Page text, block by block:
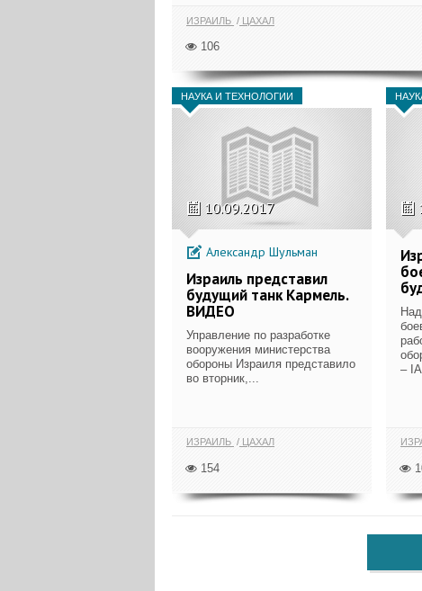
ИЗРАИЛЬ ЦАХАЛ
106
НАУКА И ТЕХНОЛОГИИ
10.09.2017
Александр Шульман
Израиль представил
будущий танк Кармель.
ВИДЕО
Управление по разработке
вооружения министерства
обороны Израиля представило
во вторник,...
ИЗРАИЛЬ ЦАХАЛ
154
–